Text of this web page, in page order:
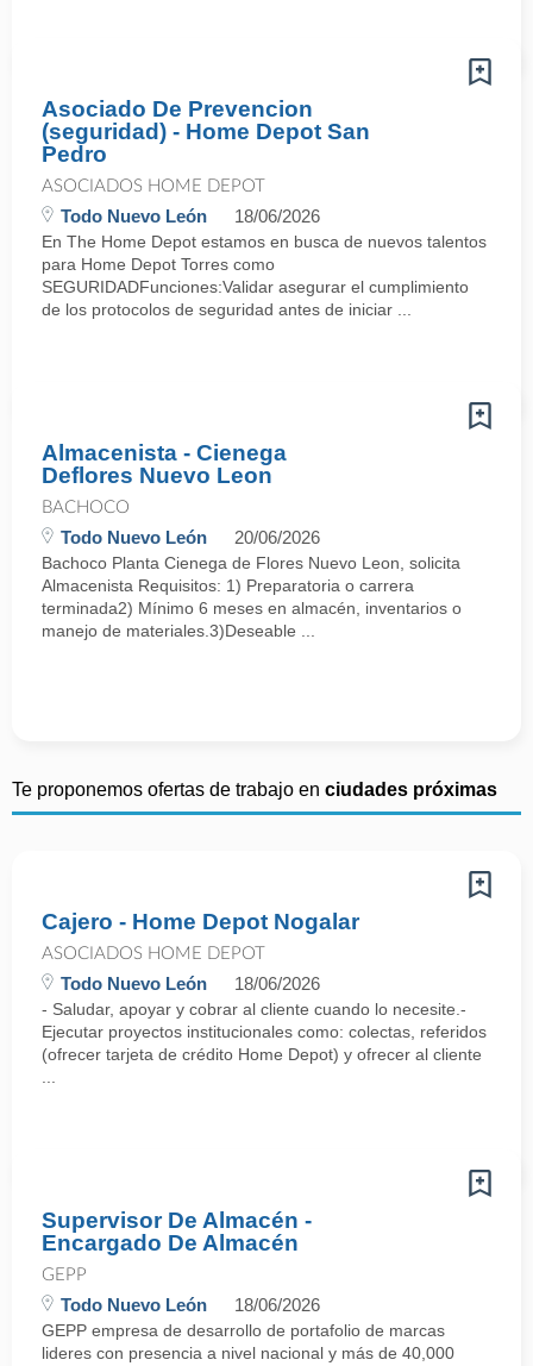
Asociado De Prevencion
(seguridad) - Home Depot San
Pedro
ASOCIADOS HOME DEPOT
Todo Nuevo León 18/06/2026
En The Home Depot estamos en busca de nuevos talentos
para Home Depot Torres como
SEGURIDADFunciones:Validar asegurar el cumplimiento
de los protocolos de seguridad antes de iniciar ...
Almacenista - Cienega
Deflores Nuevo Leon
BACHOCO
Todo Nuevo León 20/06/2026
Bachoco Planta Cienega de Flores Nuevo Leon, solicita
Almacenista Requisitos: 1) Preparatoria o carrera
terminada2) Mínimo 6 meses en almacén, inventarios o
manejo de materiales.3)Deseable ...
Te proponemos ofertas de trabajo en ciudades próximas
Cajero - Home Depot Nogalar
ASOCIADOS HOME DEPOT
Todo Nuevo León 18/06/2026
- Saludar, apoyar y cobrar al cliente cuando lo necesite.-
Ejecutar proyectos institucionales como: colectas, referidos
(ofrecer tarjeta de crédito Home Depot) y ofrecer al cliente
Supervisor De Almacén -
Encargado De Almacén
GEPP
Todo Nuevo León 18/06/2026
GEPP empresa de desarrollo de portafolio de marcas
lideres con presencia a nivel nacional y más de 40,000